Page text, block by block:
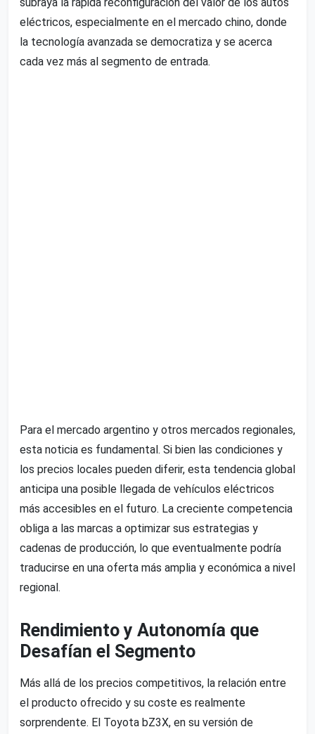
eléctricos, especialmente en el mercado chino, donde
la tecnología avanzada se democratiza y se acerca
cada vez más al segmento de entrada.
Para el mercado argentino y otros mercados regionales,
esta noticia es fundamental. Si bien las condiciones y
los precios locales pueden diferir, esta tendencia global
anticipa una posible llegada de vehículos eléctricos
más accesibles en el futuro. La creciente competencia
obliga a las marcas a optimizar sus estrategias y
cadenas de producción, lo que eventualmente podría
traducirse en una oferta más amplia y económica a nivel
regional.
Rendimiento y Autonomía que
Desafían el Segmento
Más allá de los precios competitivos, la relación entre
el producto ofrecido y su coste es realmente
sorprendente. El Toyota bZ3X, en su versión de